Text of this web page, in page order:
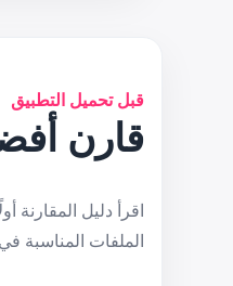
قبل تحميل التطبيق
قارن
الملفات المناسبة